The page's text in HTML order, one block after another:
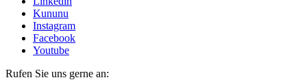
Kununu
Instagram
Facebook
Youtube
Rufen Sie uns gerne an: